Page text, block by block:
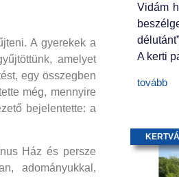
A gyerekek a
amelyet
egy összegben
még, mennyire
bejelentette: a
Ház és persze
adományukkal,
Vidám
A kerti
tovább